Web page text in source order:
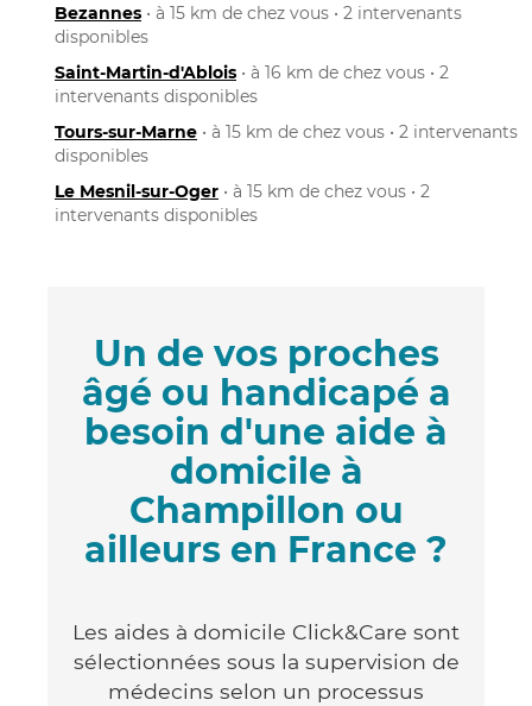
Bezannes • à 15 km de chez vous • 2 intervenants
disponibles
Saint-Martin-d'Ablois • à 16 km de chez vous • 2
intervenants disponibles
Tours-sur-Marne • à 15 km de chez vous • 2 intervenants
disponibles
Le Mesnil-sur-Oger • à 15 km de chez vous • 2
intervenants disponibles
Un de vos proches
âgé ou handicapé a
besoin d'une aide à
domicile à
Champillon ou
ailleurs en France ?
Les aides à domicile Click&Care sont
sélectionnées sous la supervision de
médecins selon un processus